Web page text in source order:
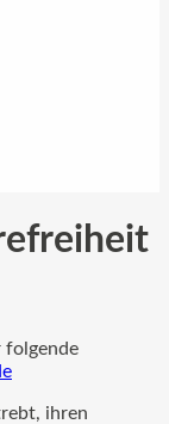
folgende
ihren